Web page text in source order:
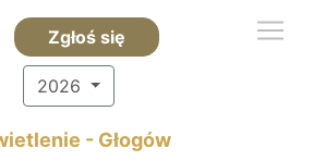
Zgłoś się
2026
- Głogów